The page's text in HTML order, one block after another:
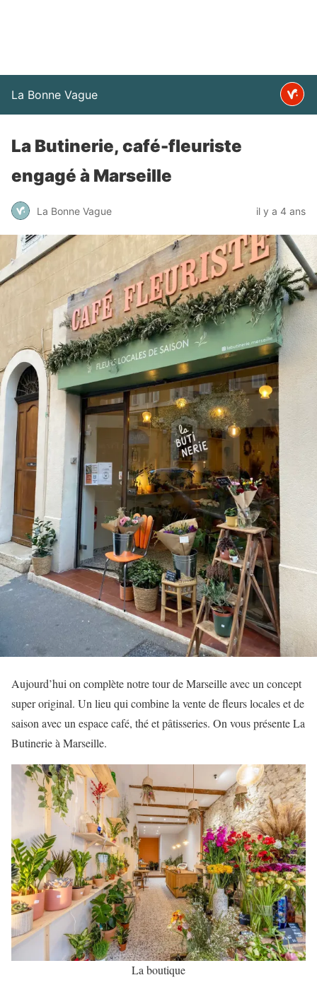
La Bonne Vague
La Butinerie, café-fleuriste
engagé à Marseille
La Bonne Vague il y a 4 ans
Aujourd’hui on complète notre tour de Marseille avec un concept
super original. Un lieu qui combine la vente de fleurs locales et de
saison avec un espace café, thé et pâtisseries. On vous présente La
Butinerie à Marseille.
La boutique